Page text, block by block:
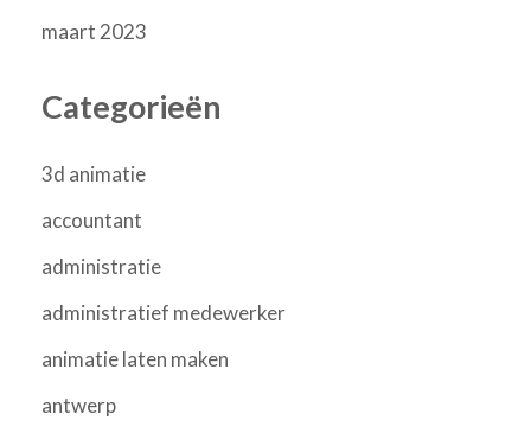
maart 2023
Categorieën
3d animatie
accountant
administratie
administratief medewerker
animatie laten maken
antwerp